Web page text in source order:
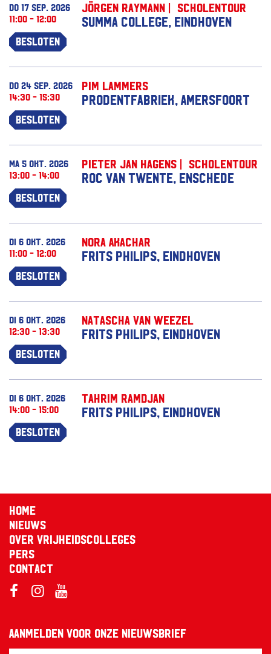
Jörgen Raymann | Scholentour
Summa College, Eindhoven
do 17 sep. 2026
11:00 - 12:00
Besloten
Pim Lammers
Prodentfabriek, Amersfoort
do 24 sep. 2026
14:30 - 15:30
Besloten
Pieter Jan Hagens | Scholentour
ROC van Twente, Enschede
ma 5 okt. 2026
13:00 - 14:00
Besloten
Nora Akachar
Frits Philips, Eindhoven
di 6 okt. 2026
11:00 - 12:00
Besloten
Natascha van Weezel
Frits Philips, Eindhoven
di 6 okt. 2026
12:30 - 13:30
Besloten
Tahrim Ramdjan
Frits Philips, Eindhoven
di 6 okt. 2026
14:00 - 15:00
Besloten
Home
Nieuws
Over Vrijheidscolleges
Pers
Contact
Aanmelden voor onze nieuwsbrief